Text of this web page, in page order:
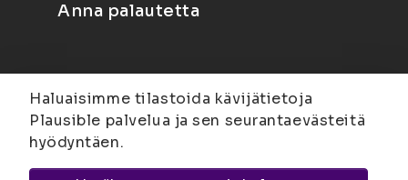
Anna palautetta
JoensuuSuvantokatu 6, 80100 Joensuu |
KuopioYliopistonranta 15, PL 1627, 70211
Haluaisimme tilastoida kävijätietoja
Plausible palvelua ja sen seurantaevästeitä
hyödyntäen.